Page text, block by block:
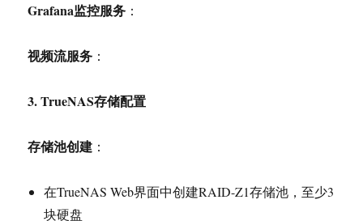
Grafana监控服务 ：
视频流服务 ：
3. TrueNAS存储配置
存储池创建 ：
在TrueNAS Web界面中创建RAID-Z1存储池，至少3
块硬盘